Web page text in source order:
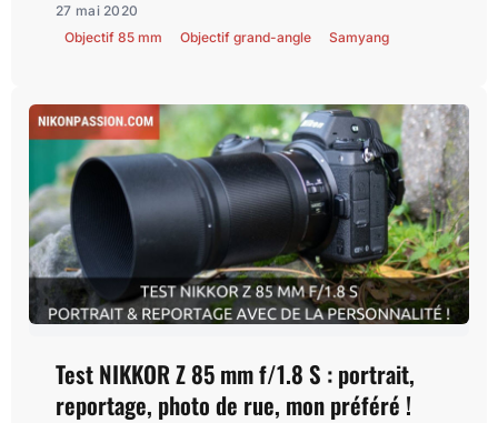
27 mai 2020
Objectif 85 mm
Objectif grand-angle Samyang
Test NIKKOR Z 85 mm f/1.8 S : portrait,
reportage, photo de rue, mon préféré !